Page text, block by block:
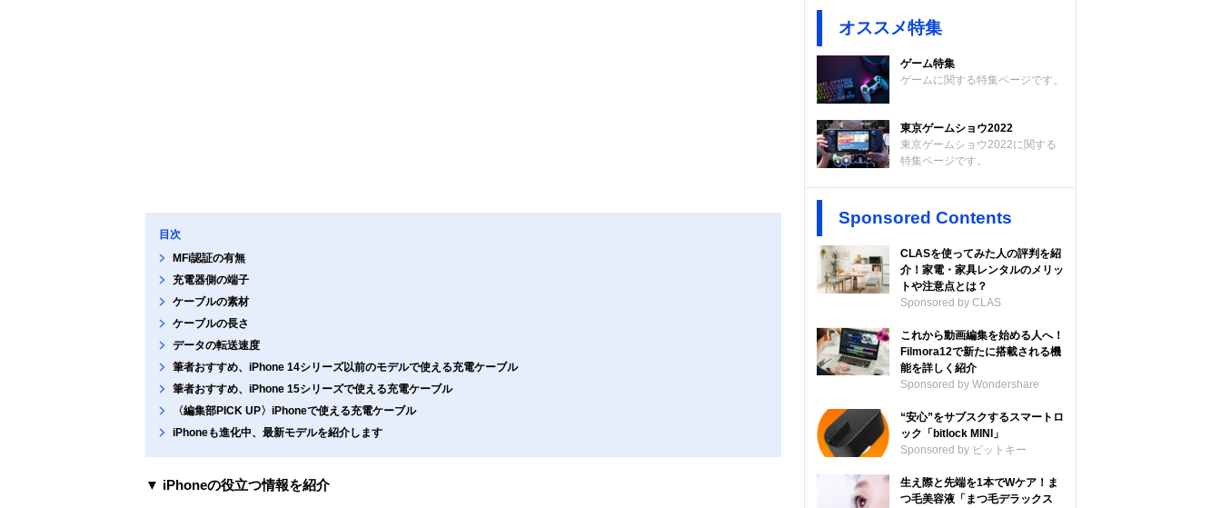
目次
MFi認証の有無
充電器側の端子
ケーブルの素材
ケーブルの長さ
データの転送速度
筆者おすすめ、iPhone 14シリーズ以前のモデルで使える充電ケーブル
筆者おすすめ、iPhone 15シリーズで使える充電ケーブル
〈編集部PICK UP〉iPhoneで使える充電ケーブル
iPhoneも進化中、最新モデルを紹介します
▼ iPhoneの役立つ情報を紹介
オススメ特集
ゲーム特集
ゲームに関する特集ページです。
東京ゲームショウ2022
東京ゲームショウ2022に関する
特集ページです。
Sponsored Contents
CLASを使ってみた人の評判を紹
介！家電・家具レンタルのメリッ
トや注意点とは？
Sponsored by CLAS
これから動画編集を始める人へ！
Filmora12で新たに搭載される機
能を詳しく紹介
Sponsored by Wondershare
“安心”をサブスクするスマートロ
ック「bitlock MINI」
Sponsored by ビットキー
生え際と先端を1本でWケア！ま
つ毛美容液「まつ毛デラックス